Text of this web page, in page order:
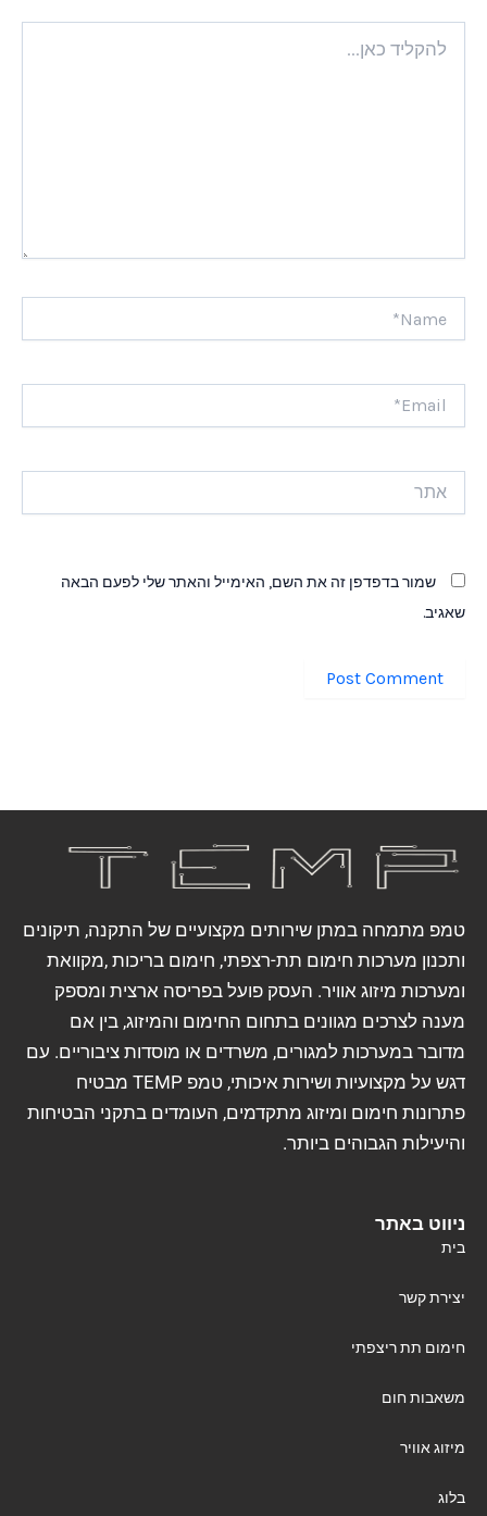
כאן...
שמור בדפדפן זה את השם, האימייל והאתר שלי לפעם הבאה
שאגיב.
טמפ מתמחה במתן שירותים מקצועיים של התקנה, תיקונים
ותכנון מערכות חימום תת-רצפתי, חימום בריכות ,מקוואת
ומערכות מיזוג אוויר. העסק פועל בפריסה ארצית ומספק
מענה לצרכים מגוונים בתחום החימום והמיזוג, בין אם
מדובר במערכות למגורים, משרדים או מוסדות ציבוריים. עם
דגש על מקצועיות ושירות איכותי, טמפ TEMP מבטיח
פתרונות חימום ומיזוג מתקדמים, העומדים בתקני הבטיחות
והיעילות הגבוהים ביותר.
ניווט באתר
בית
יצירת קשר
חימום תת ריצפתי
משאבות חום
מיזוג אוויר
בלוג